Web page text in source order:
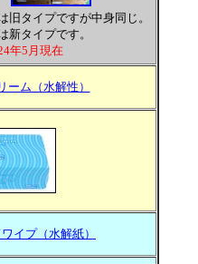
タイプですが中身同じ。
新タイプです。
年5月現在
ム（水解性）
プ（水解紙）